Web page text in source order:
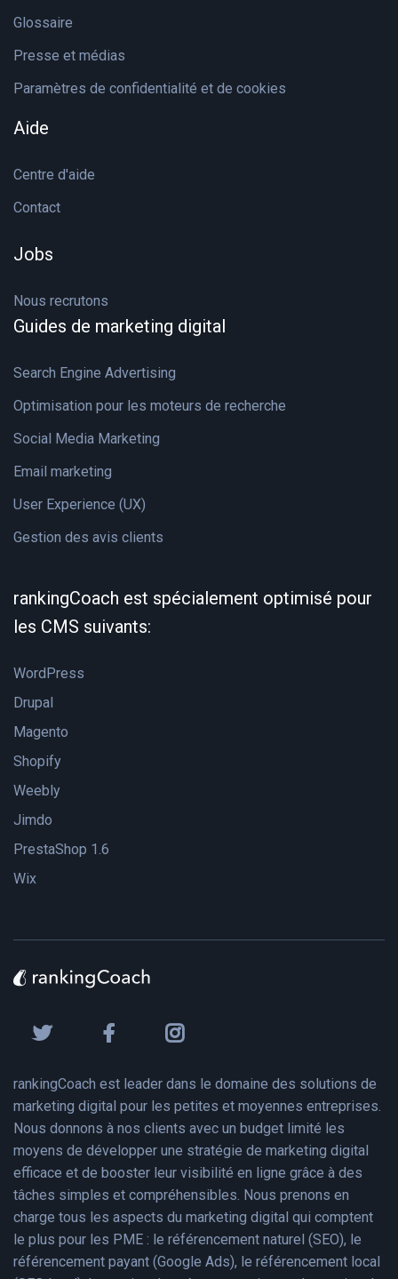
Glossaire
Presse et médias
Paramètres de confidentialité et de cookies
Aide
Centre d'aide
Contact
Jobs
Nous recrutons
Guides de marketing digital
Search Engine Advertising
Optimisation pour les moteurs de recherche
Social Media Marketing
Email marketing
User Experience (UX)
Gestion des avis clients
rankingCoach est spécialement optimisé pour
les CMS suivants:
WordPress
Drupal
Magento
Shopify
Weebly
Jimdo
PrestaShop 1.6
Wix
rankingCoach est leader dans le domaine des solutions de
marketing digital pour les petites et moyennes entreprises.
Nous donnons à nos clients avec un budget limité les
moyens de développer une stratégie de marketing digital
efficace et de booster leur visibilité en ligne grâce à des
tâches simples et compréhensibles. Nous prenons en
charge tous les aspects du marketing digital qui comptent
le plus pour les PME : le référencement naturel (SEO), le
référencement payant (Google Ads), le référencement local